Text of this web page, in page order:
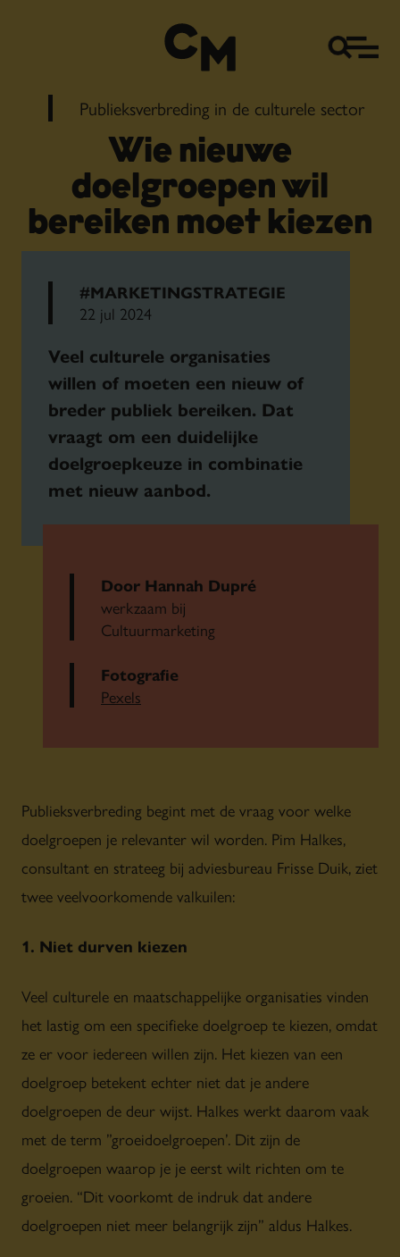
Publieksverbreding in de culturele sector
Wie nieuwe
doelgroepen wil
bereiken moet kiezen
#MARKETINGSTRATEGIE
22 jul 2024
Veel culturele organisaties
willen of moeten een nieuw of
breder publiek bereiken. Dat
vraagt om een duidelijke
doelgroepkeuze in combinatie
met nieuw aanbod.
Door Hannah Dupré
werkzaam bij
Cultuurmarketing
Fotografie
Pexels
Publieksverbreding begint met de vraag voor welke
doelgroepen je relevanter wil worden. Pim Halkes,
consultant en strateeg bij adviesbureau Frisse Duik, ziet
twee veelvoorkomende valkuilen:
1. Niet durven kiezen
Veel culturele en maatschappelijke organisaties vinden
het lastig om een specifieke doelgroep te kiezen, omdat
ze er voor iedereen willen zijn. Het kiezen van een
doelgroep betekent echter niet dat je andere
doelgroepen de deur wijst. Halkes werkt daarom vaak
met de term ”groeidoelgroepen’. Dit zijn de
doelgroepen waarop je je eerst wilt richten om te
groeien. “Dit voorkomt de indruk dat andere
doelgroepen niet meer belangrijk zijn” aldus Halkes.